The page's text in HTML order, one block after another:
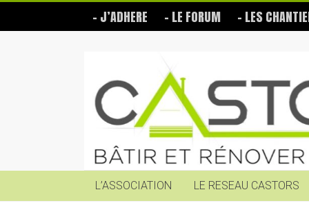
content
– J’ADHERE – LE FORUM – LES
Castors
Bâtir
soi-
même
L’ASSOCIATION
LE RESEAU CASTORS